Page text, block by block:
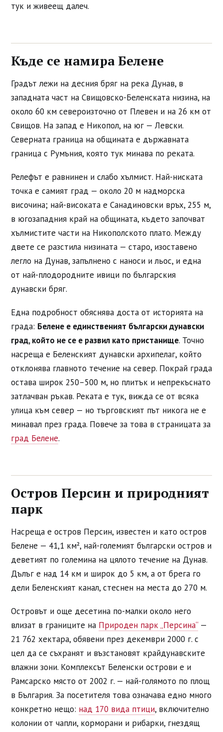
тук и живеещ далеч.
Къде се намира Белене
Градът лежи на десния бряг на река Дунав, в
западната част на Свищовско-Беленската низина, на
около 60 км североизточно от Плевен и на 26 км от
Свищов. На запад е Никопол, на юг — Левски.
Северната граница на общината е държавната
граница с Румъния, която тук минава по реката.
Релефът е равнинен и слабо хълмист. Най-ниската
точка е самият град — около 20 м надморска
височина; най-високата е Санадиновски връх, 255 м,
в югозападния край на общината, където започват
хълмистите части на Никополското плато. Между
двете се разстила низината — старо, изоставено
легло на Дунав, запълнено с наноси и льос, и една
от най-плодородните ивици по българския
дунавски бряг.
Една подробност обяснява доста от историята на
града: Белене е единственият български дунавски
град, който не се е развил като пристанище. Точно
насреща е Беленският дунавски архипелаг, който
отклонява главното течение на север. Покрай града
остава широк 250–500 м, но плитък и непрекъснато
затлачван ръкав. Реката е тук, вижда се от всяка
улица към север — но търговският път никога не е
минавал през града. Повече за това в страницата за
град Белене.
Остров Персин и природният
парк
Насреща е остров Персин, известен и като остров
Белене — 41,1 км², най-големият български остров и
деветият по големина на цялото течение на Дунав.
Дълъг е над 14 км и широк до 5 км, а от брега го
дели Беленският канал, стеснен на места до 270 м.
Островът и още десетина по-малки около него
влизат в границите на Природен парк „Персина“ —
21 762 хектара, обявени през декември 2000 г. с
цел да се съхранят и възстановят крайдунавските
влажни зони. Комплексът Беленски острови е и
Рамсарско място от 2002 г. — най-голямото по площ
в България. За посетителя това означава едно много
конкретно нещо: над 170 вида птици, включително
колонии от чапли, корморани и рибарки, гнездящ